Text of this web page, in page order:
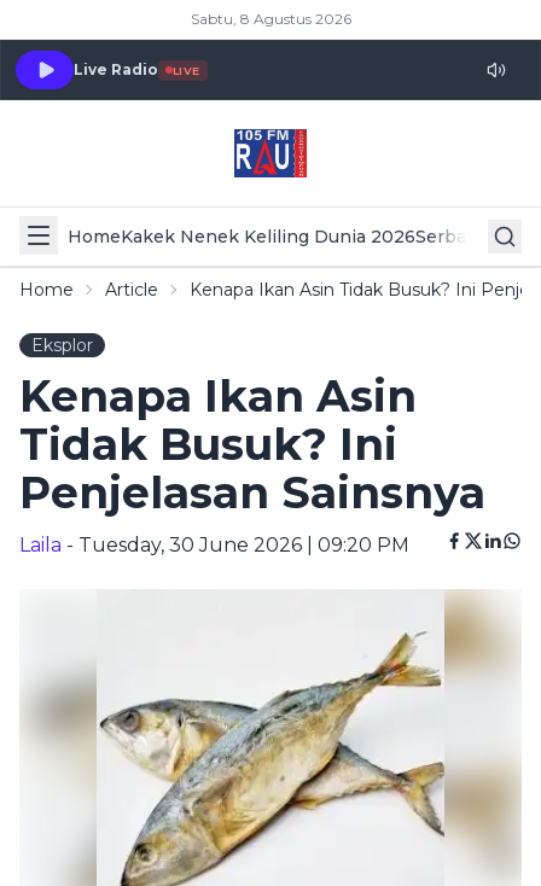
Sabtu, 8 Agustus 2026
Live Radio LIVE
HomeKakek Nenek Keliling Dunia 2026Serba Serbi
Home Article Kenapa Ikan Asin Tidak Busuk? Ini
Eksplor
Kenapa Ikan Asin
Tidak Busuk? Ini
Penjelasan Sainsnya
Laila - Tuesday, 30 June 2026 | 09:20 PM